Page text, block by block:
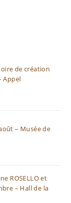
de création
Appel
– Musée de
ROSELLO et
– Hall de la